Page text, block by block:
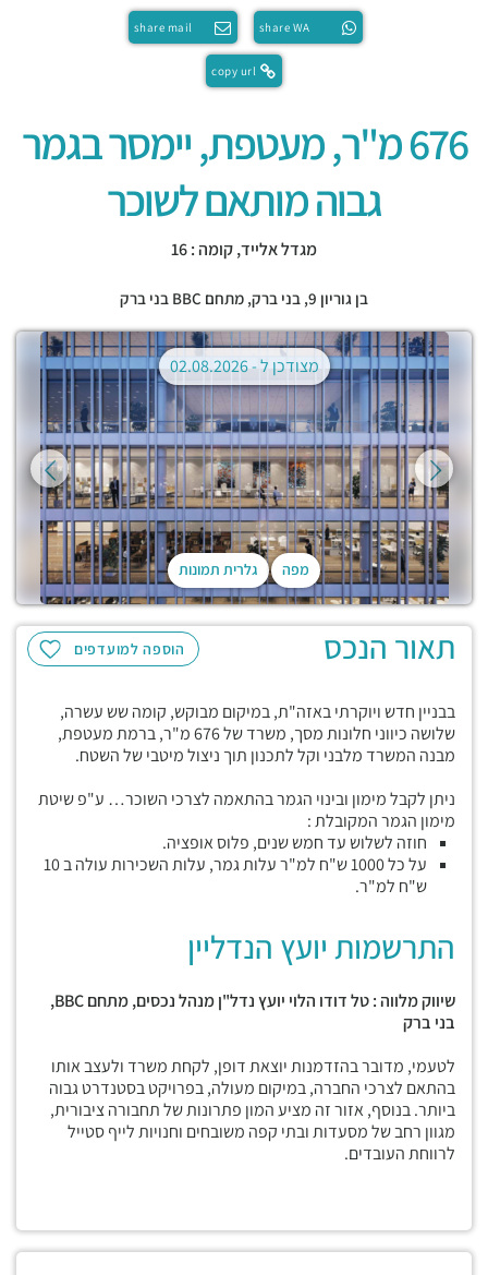
share WA
share mail
copy url
676 מ"ר, מעטפת, יימסר בגמר
גבוה מותאם לשוכר
מגדל אלייד, קומה : 16
בן גוריון 9, בני ברק, מתחם BBC בני ברק
מפה גלרית תמונות
מצודכן ל -02.08.2026
הוספה למועדפים תאור הנכס
בבניין חדש ויוקרתי באזה"ת, במיקום מבוקש, קומה שש עשרה,
שלושה כיווני חלונות מסך, משרד של 676 מ"ר, ברמת מעטפת,
מבנה המשרד מלבני וקל לתכנון תוך ניצול מיטבי של השטח.
ניתן לקבל מימון ובינוי הגמר בהתאמה לצרכי השוכר… ע"פ שיטת
מימון הגמר המקובלת :
חוזה לשלוש עד חמש שנים, פלוס אופציה.
על כל 1000 ש"ח למ"ר עלות גמר, עלות השכירות עולה ב 10
ש"ח למ"ר.
התרשמות יועץ הנדליין
שיווק מלווה : טל דודו הלוי יועץ נדל"ן מנהל נכסים, מתחם
בני ברק
לטעמי, מדובר בהזדמנות יוצאת דופן, לקחת משרד ולעצב אותו
בהתאם לצרכי החברה, במיקום מעולה, בפרויקט בסטנדרט גבוה
ביותר. בנוסף, אזור זה מציע המון פתרונות של תחבורה ציבורית,
מגוון רחב של מסעדות ובתי קפה משובחים וחנויות לייף סטייל
לרווחת העובדים.